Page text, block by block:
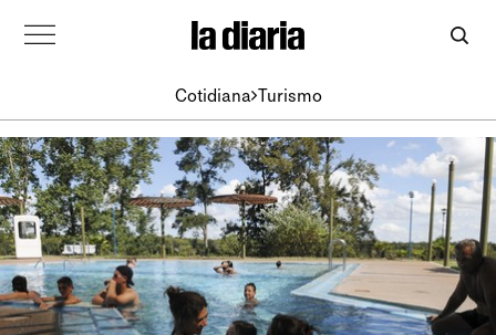
Cotidiana Turismo